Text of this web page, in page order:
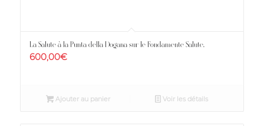
La Salute à la Punta della Dogana sur le Fondamente Salute.
600,00€
Ajouter au panier Voir les détails